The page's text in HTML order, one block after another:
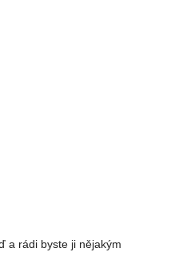
a rádi byste ji nějakým